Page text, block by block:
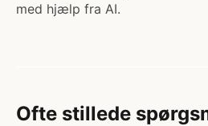
med hjælp fra AI.
Ofte stillede